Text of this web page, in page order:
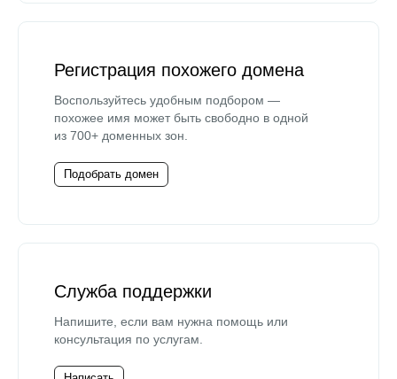
Регистрация похожего домена
Воспользуйтесь удобным подбором —
похожее имя может быть свободно в одной
из 700+ доменных зон.
Подобрать домен
Служба поддержки
Напишите, если вам нужна помощь или
консультация по услугам.